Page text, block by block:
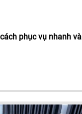
phục vụ nhanh và